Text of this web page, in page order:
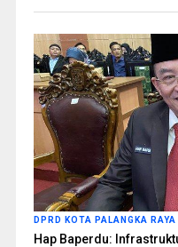
DPRD KOTA PALANGKA RAYA
Hap Baperdu: